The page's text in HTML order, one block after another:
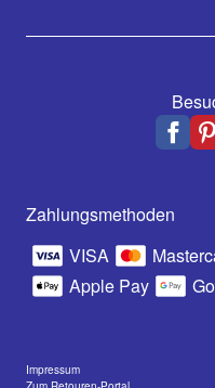
Zahlungsmethoden
VISA
Apple Pay
Impressum